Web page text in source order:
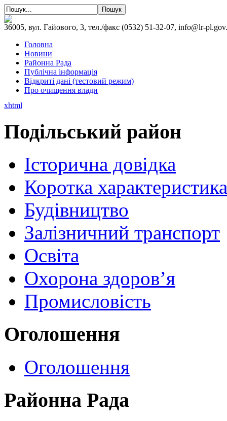
36005, вул. Гайового, 3, тел./факс (0532) 51-32-07, info@lr-
Головна
Новини
Районна Рада
Публічна інформація
Відкриті дані (тестовий режим)
Про очищення влади
xhtml
Подільський район
Історична довідка
Коротка характеристика
Будівництво
Залізничний транспорт
Освіта
Охорона здоров’я
Промисловість
Оголошення
Оголошення
Районна Рада